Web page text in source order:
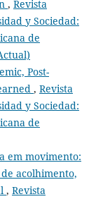
, Revista
y Sociedad:
de
Post-
, Revista
y Sociedad:
de
em movimento:
acolhimento,
, Revista